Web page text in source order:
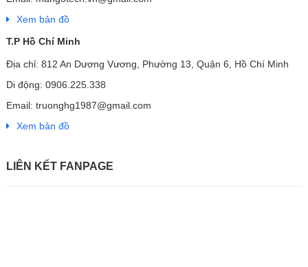
Xem bản đồ
T.P Hồ Chí Minh
Địa chỉ: 812 An Dương Vương, Phường 13, Quận 6, Hồ Chí Minh
Di động: 0906.225.338
Email: truonghg1987@gmail.com
Xem bản đồ
LIÊN KẾT FANPAGE